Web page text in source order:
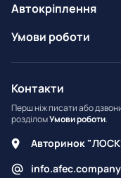
Автокріплення
Умови роботи
Контакти
Перш ніж писати або
розділомУмови роботи.
Авторинок